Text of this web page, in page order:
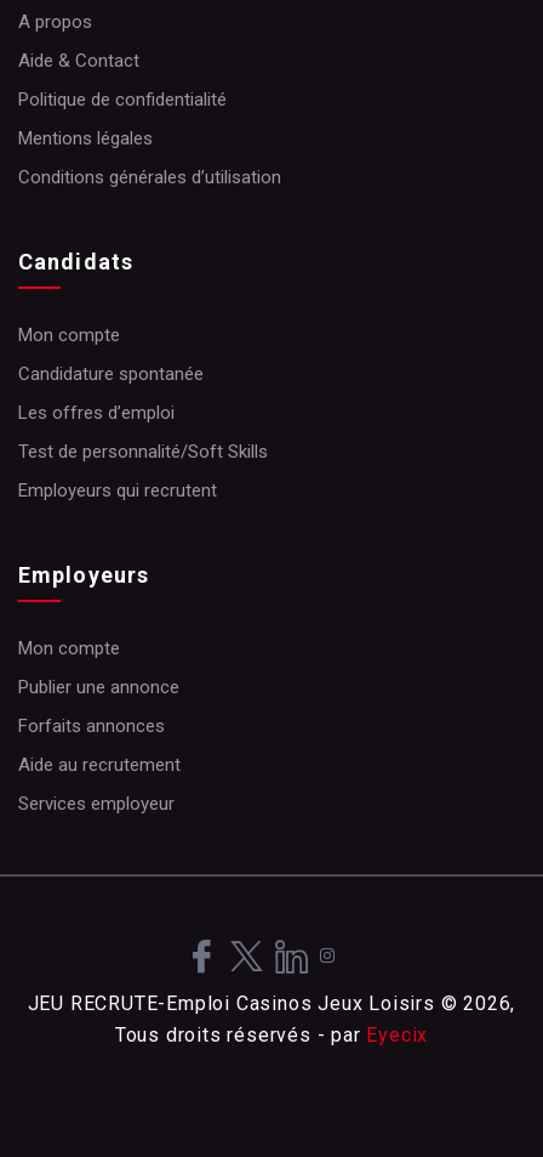
A propos
Aide & Contact
Politique de confidentialité
Mentions légales
Conditions générales d’utilisation
Candidats
Mon compte
Candidature spontanée
Les offres d’emploi
Test de personnalité/Soft Skills
Employeurs qui recrutent
Employeurs
Mon compte
Publier une annonce
Forfaits annonces
Aide au recrutement
Services employeur
JEU RECRUTE-Emploi Casinos Jeux Loisirs © 2026,
Tous droits réservés - par Eyecix